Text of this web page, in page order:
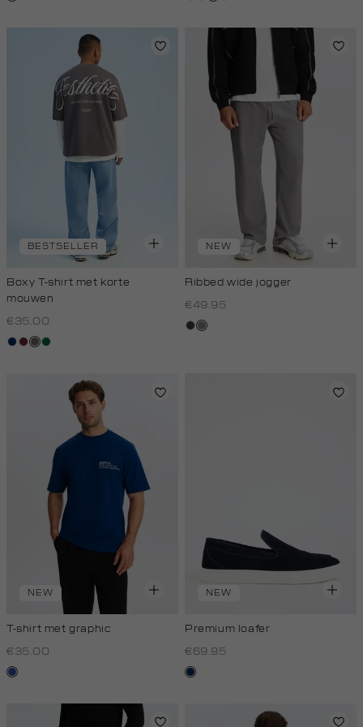
melee
donker
BESTSELLER
Boxy T-shirt met korte
mouwen
€35.00
donkerblauw
bordeaux
lichtbruin
donkergroen
NEW
Ribbed wide jogger
€49.95
choco
middengrijs
NEW
T-shirt met graphic
€35.00
kobaltblauw
NEW
Premium loafer
€69.95
donkerblauw